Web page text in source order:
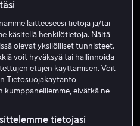
Vieras
laitteeseesi tietoja ja/tai
käsitellä henkilötietoja. Näitä
olevat yksilölliset tunnisteet.
voit hyväksyä tai hallinnoida
etujen käyttämisen. Voit
Tietosuojakäytäntö-
kumppaneillemme, eivätkä ne
tietojasi